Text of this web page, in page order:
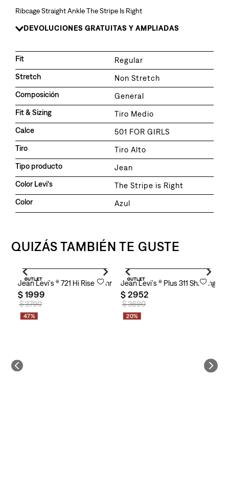
Ribcage Straight Ankle The Stripe Is Right
DEVOLUCIONES GRATUITAS Y AMPLIADAS
Fit
Regular
Stretch
Non Stretch
Composición
General
Fit & Sizing
Tiro Medio
Calce
501 FOR GIRLS
Tiro
Tiro Alto
Tipo producto
Jean
Color Levi's
The Stripe is Right
Color
Azul
QUIZÁS TAMBIÉN TE GUSTE
Jean Levi's ® 721 Hi Rise Skinny para Mujer
$1999
$3790
47%
Jean Levi's ® Plus 311 Shaping
$2952
$3690
20%